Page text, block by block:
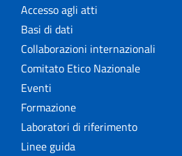
Accesso agli atti
Basi di dati
Collaborazioni internazionali
Comitato Etico Nazionale
Eventi
Formazione
Laboratori di riferimento
Linee guida